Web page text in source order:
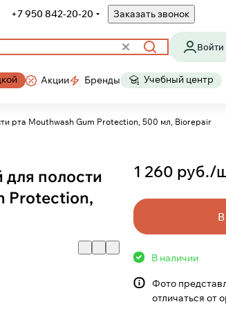
+7 950 842-20-20 Заказать звонок
Войти
Акции Бренды Учебный центр
антибактериальный для полости рта Mouthwash Gum Protection, 500 мл, Biorepair
для полости
Protection,
1 260 руб./
В наличии
Фото
отличаться от